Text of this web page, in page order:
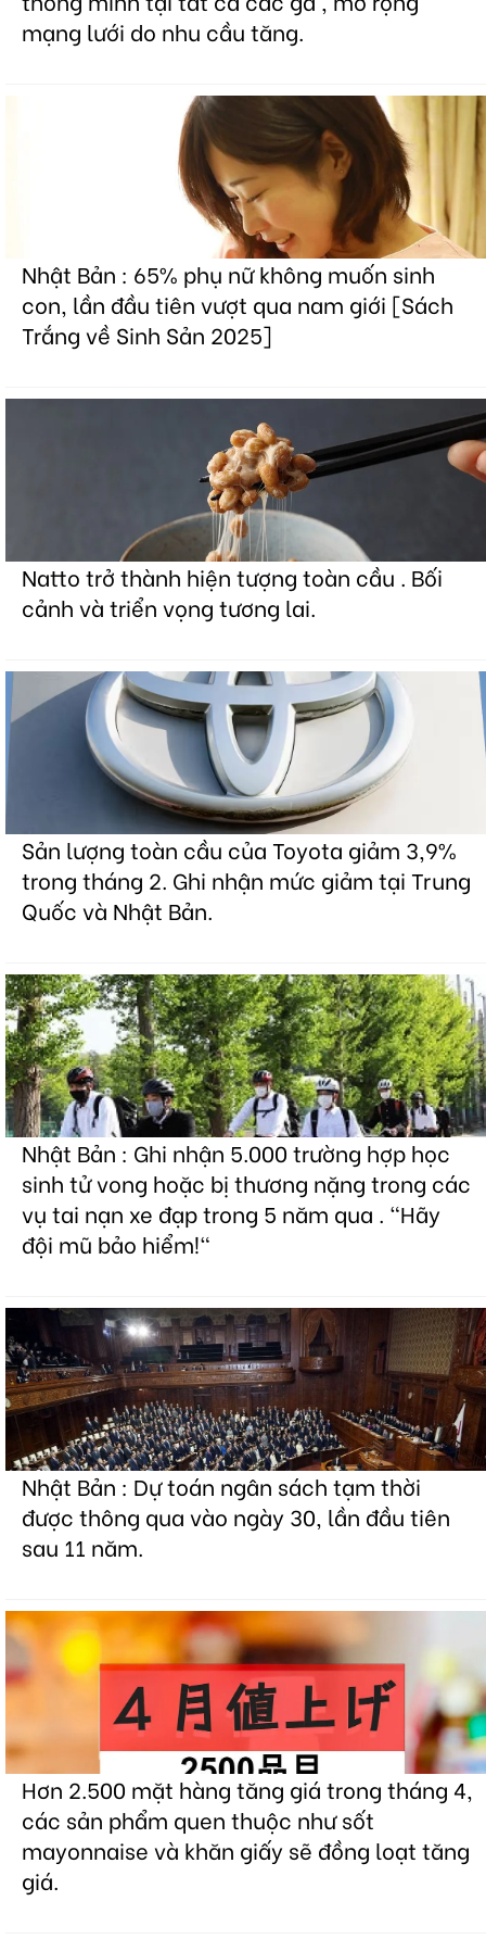
mạng lưới do nhu cầu tăng.
Nhật Bản : 65% phụ nữ không muốn sinh
con, lần đầu tiên vượt qua nam giới [Sách
Trắng về Sinh Sản 2025]
Natto trở thành hiện tượng toàn cầu . Bối
cảnh và triển vọng tương lai.
Sản lượng toàn cầu của Toyota giảm 3,9%
trong tháng 2. Ghi nhận mức giảm tại Trung
Quốc và Nhật Bản.
Nhật Bản : Ghi nhận 5.000 trường hợp học
sinh tử vong hoặc bị thương nặng trong các
vụ tai nạn xe đạp trong 5 năm qua . "Hãy
đội mũ bảo hiểm!"
Nhật Bản : Dự toán ngân sách tạm thời
được thông qua vào ngày 30, lần đầu tiên
sau 11 năm.
Hơn 2.500 mặt hàng tăng giá trong tháng 4,
các sản phẩm quen thuộc như sốt
mayonnaise và khăn giấy sẽ đồng loạt tăng
giá.